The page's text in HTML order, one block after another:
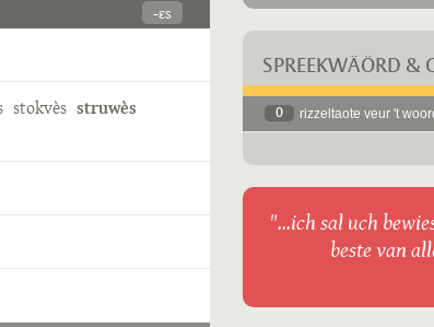
-ɛs
stokvès struwès
SPREEKWÄÖRD &
0 rizzeltaote veur 't
"...ich sal uch
beste van